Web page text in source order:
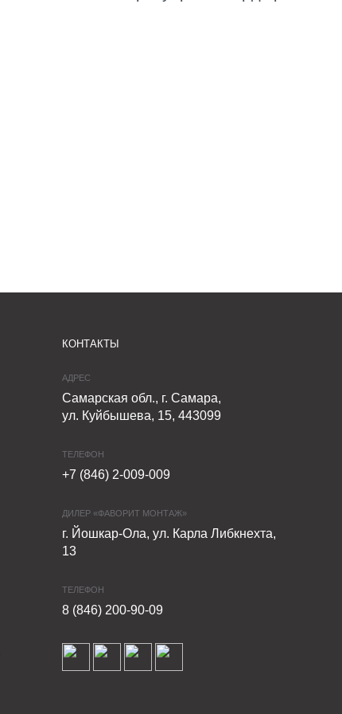
КОНТАКТЫ
АДРЕС
Самарская обл., г. Самара,
ул. Куйбышева, 15, 443099
ТЕЛЕФОН
+7 (846) 2-009-009
ДИЛЕР «ФАВОРИТ МОНТАЖ»
г. Йошкар-Ола, ул. Карла Либкнехта,
13
ТЕЛЕФОН
8 (846) 200-90-09